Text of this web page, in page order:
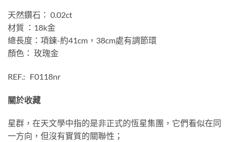
天然鑽石： 0.02ct
材質 ：18k金
總長度：項鍊-約41cm，38cm處有調節環
顏色： 玫瑰金
REF.: F0118nr
關於收藏
星群，在天文學中指的是非正式的恆星集團，它們看似在同
一方向，但沒有實質的關聯性；